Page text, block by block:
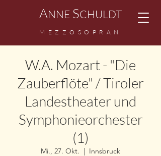
ANNE SCHULDT
M EZZOSOPRAN
W.A. Mozart - "Die
Zauberflöte" / Tiroler
Landestheater und
Symphonieorchester
(1)
Mi., 27. Okt.
  |
Innsbruck